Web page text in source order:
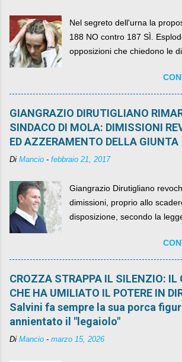
Nel segreto dell'urna la
188 NO contro 187 SÌ.
opposizioni che chiedono le
GIANGRAZIO DIRUTIGLIANO
SINDACO DI MOLA: DIMISSIONI
ED AZZERAMENTO DELLA GIUNTA
Di Mancio - febbraio 21, 2017
Giangrazio Dirutigliano
dimissioni, proprio allo
disposizione, secondo la
quelli che si auspicavano il
CROZZA STRAPPA IL SILENZIO: IL
CHE HA UMILIATO IL POTERE IN
Salvini fa sempre la sua porca
annientato il "legaiolo"
Di Mancio - marzo 15, 2026